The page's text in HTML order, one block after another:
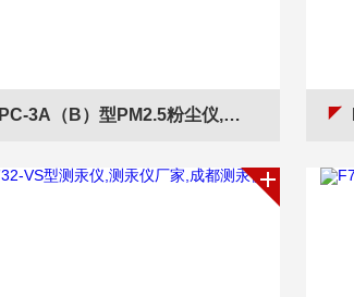
PC-3A（B）型PM2.5粉尘仪,成都粉尘仪,粉尘仪厂家